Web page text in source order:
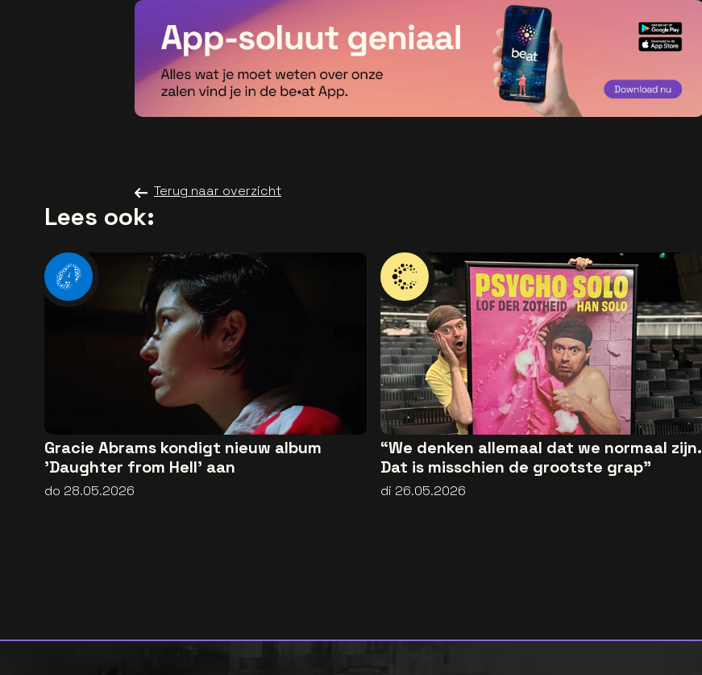
Terug naar overzicht
Lees ook:
Gracie Abrams kondigt nieuw album
'Daughter from Hell' aan
do 28.05.2026
“We denken allemaal dat we normaal zijn.
Dat is misschien de grootste grap”
di 26.05.2026